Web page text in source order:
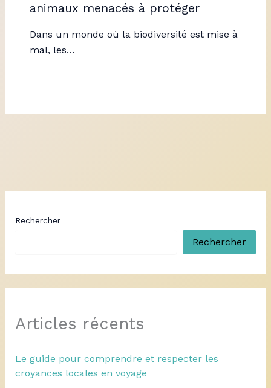
animaux menacés à protéger
Dans un monde où la biodiversité est mise à
mal, les…
Rechercher
Rechercher
Articles récents
Le guide pour comprendre et respecter les
croyances locales en voyage